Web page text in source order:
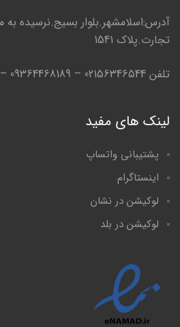
آدرس:اسلامشهر.بلوار بسیج.نرسیده به
تجارت.پلاک 1541
تلفن 02156346544 – 09364468189 – 09125236176
لینک های مفید
پشتیبانی واتساپ
اینستاگرام
لوکیشن در نشان
لوکیشن در بلد